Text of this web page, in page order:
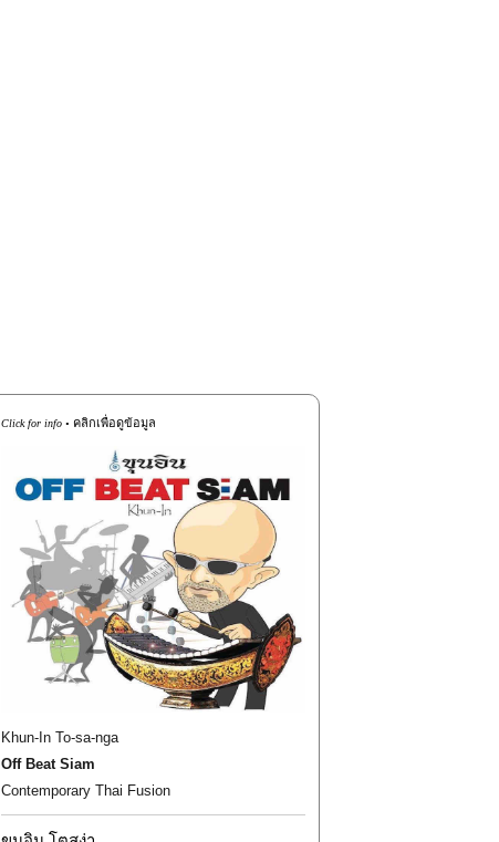
Click for info • คลิกเพื่อดูข้อมูล
Khun-In To-sa-nga
Off Beat Siam
Contemporary Thai Fusion